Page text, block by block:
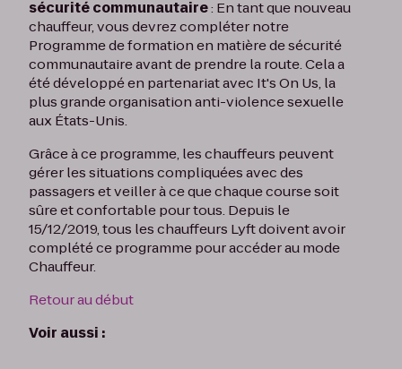
sécurité communautaire: En tant que nouveau
chauffeur, vous devrez compléter notre
Programme de formation en matière de sécurité
communautaire avant de prendre la route. Cela a
été développé en partenariat avec It's On Us, la
plus grande organisation anti-violence sexuelle
aux États-Unis.
Grâce à ce programme, les chauffeurs peuvent
gérer les situations compliquées avec des
passagers et veiller à ce que chaque course soit
sûre et confortable pour tous. Depuis le
15/12/2019, tous les chauffeurs Lyft doivent avoir
complété ce programme pour accéder au mode
Chauffeur.
Retour au début
Voir aussi :